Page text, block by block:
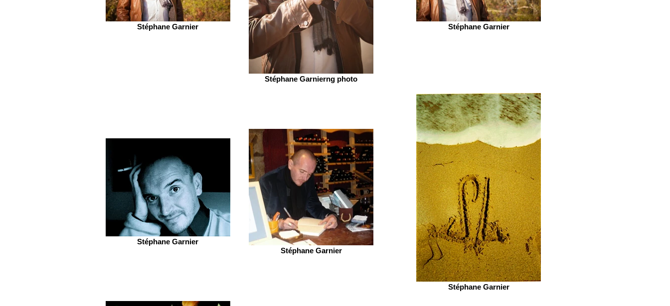
Stéphane Garnier
Stéphane Garnierng photo
Stéphane Garnier
Stéphane Garnier
Stéphane Garnier
Stéphane Garnier